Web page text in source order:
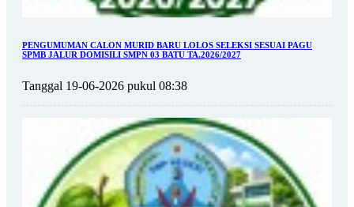
PENGUMUMAN CALON MURID BARU LOLOS SELEKSI SESUAI PAGU
SPMB JALUR DOMISILI SMPN 03 BATU TA.2026/2027
Tanggal 19-06-2026 pukul 08:38